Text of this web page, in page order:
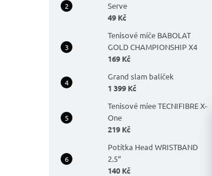
Serve
49 Kč
Tenisové míče BABOLAT
GOLD CHAMPIONSHIP X4
169 Kč
Grand slam balíček
1 399 Kč
Tenisové míee TECNIFIBRE X-
One
219 Kč
Potítka Head WRISTBAND
2.5“
140 Kč